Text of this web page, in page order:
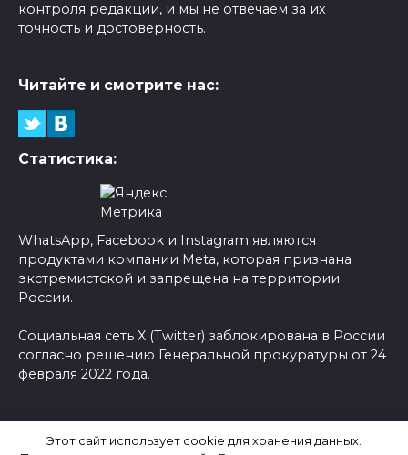
контроля редакции, и мы не отвечаем за их
точность и достоверность.
Читайте и смотрите нас:
Статистика:
WhatsApp, Facebook и Instagram являются
продуктами компании Meta, которая признана
экстремистской и запрещена на территории
России.
Социальная сеть X (Twitter) заблокирована в России
согласно решению Генеральной прокуратуры от 24
февраля 2022 года.
Последние новости России
Этот сайт использует cookie для хранения данных.